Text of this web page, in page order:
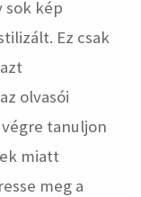
kép
Ez csak
olvasói
tanuljon
miatt
meg a